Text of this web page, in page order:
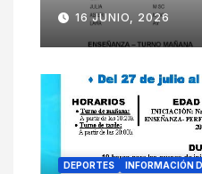
16 JUNIO, 2026
DEPORTES INFORMACIÓN